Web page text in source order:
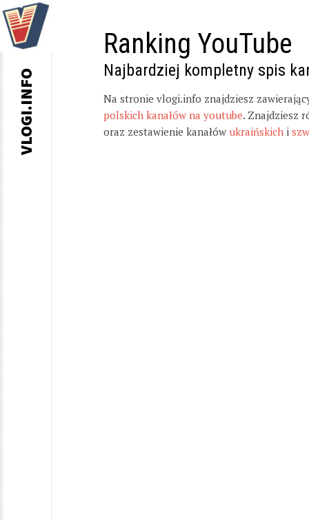
Ranking YouTube
Najbardziej kompletny spis
Na stronie vlogi.info znajdziesz
polskich kanałów na youtube. Znajdziesz
oraz zestawienie kanałów ukraińskich i
VLOGI.INFO